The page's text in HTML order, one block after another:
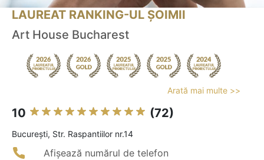
LAUREAT RANKING-UL ȘOIMII
Art House Bucharest
Arată mai multe >>
10 (72)
Bucureşti, Str. Raspantiilor nr.14
Afișează numărul de telefon